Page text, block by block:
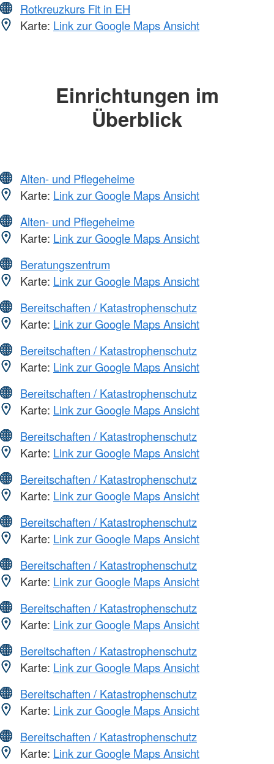
Rotkreuzkurs Fit in EH
Karte: Link zur Google Maps Ansicht
Einrichtungen im
Überblick
Alten- und Pflegeheime
Karte: Link zur Google Maps Ansicht
Alten- und Pflegeheime
Karte: Link zur Google Maps Ansicht
Beratungszentrum
Karte: Link zur Google Maps Ansicht
Bereitschaften / Katastrophenschutz
Karte: Link zur Google Maps Ansicht
Bereitschaften / Katastrophenschutz
Karte: Link zur Google Maps Ansicht
Bereitschaften / Katastrophenschutz
Karte: Link zur Google Maps Ansicht
Bereitschaften / Katastrophenschutz
Karte: Link zur Google Maps Ansicht
Bereitschaften / Katastrophenschutz
Karte: Link zur Google Maps Ansicht
Bereitschaften / Katastrophenschutz
Karte: Link zur Google Maps Ansicht
Bereitschaften / Katastrophenschutz
Karte: Link zur Google Maps Ansicht
Bereitschaften / Katastrophenschutz
Karte: Link zur Google Maps Ansicht
Bereitschaften / Katastrophenschutz
Karte: Link zur Google Maps Ansicht
Bereitschaften / Katastrophenschutz
Karte: Link zur Google Maps Ansicht
Bereitschaften / Katastrophenschutz
Karte: Link zur Google Maps Ansicht